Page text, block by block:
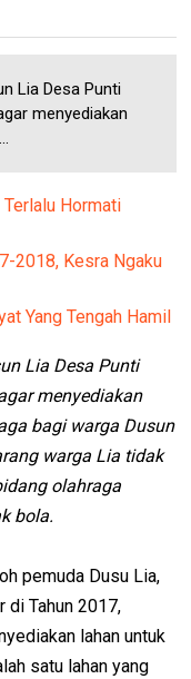
Lia Desa Punti
menyediakan
Hormati
2018, Kesra Ngaku
Yang Tengah Hamil
Lia Desa Punti
menyediakan
bagi warga Dusun
warga Lia tidak
olahraga
bola.
pemuda Dusu Lia,
di Tahun 2017,
lahan untuk
satu lahan yang